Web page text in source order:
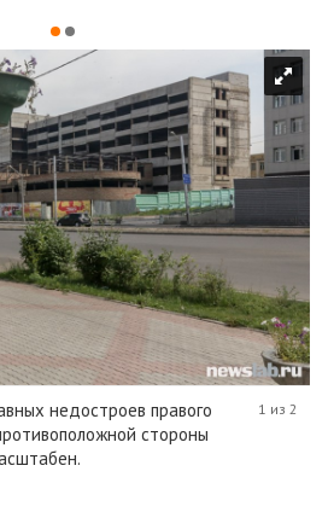
недостроев правого
стороны
1 из 2